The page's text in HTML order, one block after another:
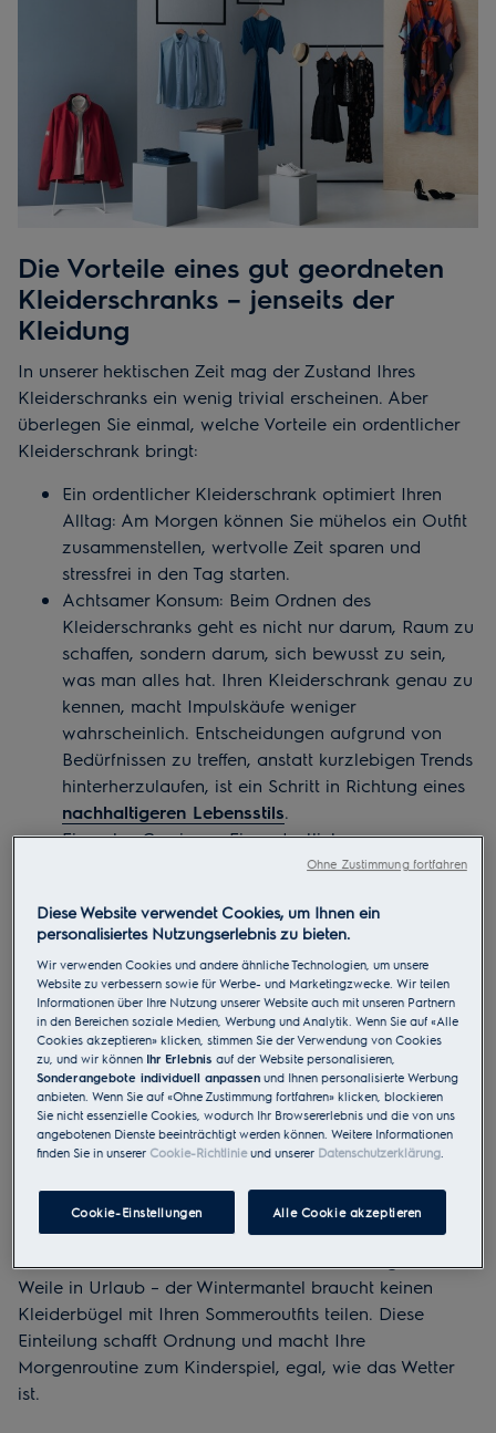
Die Vorteile eines gut geordneten
Kleiderschranks – jenseits der
Kleidung
In unserer hektischen Zeit mag der Zustand Ihres
Kleiderschranks ein wenig trivial erscheinen. Aber
überlegen Sie einmal, welche Vorteile ein ordentlicher
Kleiderschrank bringt:
Ein ordentlicher Kleiderschrank optimiert Ihren
Alltag: Am Morgen können Sie mühelos ein Outfit
zusammenstellen, wertvolle Zeit sparen und
stressfrei in den Tag starten.
Achtsamer Konsum: Beim Ordnen des
Kleiderschranks geht es nicht nur darum, Raum zu
schaffen, sondern darum, sich bewusst zu sein,
was man alles hat. Ihren Kleiderschrank genau zu
kennen, macht Impulskäufe weniger
wahrscheinlich. Entscheidungen aufgrund von
Bedürfnissen zu treffen, anstatt kurzlebigen Trends
hinterherzulaufen, ist ein Schritt in Richtung eines
nachhaltigeren Lebensstils.
Ein gutes Gewissen: Ein ordentlicher
Kleiderschrank ist eine Form der Selbstfürsorge.
führt zu einem friedlicheren Leben Zuhause.
So ordnen Sie Ihren Kleiderschrank
im Laufe der Jahreszeiten
Strategische Überlegungen. Der erste Schritt, um
Ordnung in Ihren Kleiderschrank zu bringen, dauert ein
wenig Zeit. Suchen Sie sich also einen regnerischen
Nachmittag aus und nehmen Sie sich die obersten
Regale und Kleiderstangen in Ihrem Schrank vor.
Trennen Sie Sommer- und
Winterkleidung
Weile in Urlaub – der Wintermantel braucht keinen
Kleiderbügel mit Ihren Sommeroutfits teilen. Diese
Einteilung schafft Ordnung und macht Ihre
Morgenroutine zum Kinderspiel, egal, wie das Wetter
ist.
Diese Website verwendet Cookies, um Ihnen ein
personalisiertes Nutzungserlebnis zu bieten.
Wir verwenden Cookies und andere ähnliche Technologien, um unsere
Website zu verbessern sowie für Werbe- und Marketingzwecke. Wir teilen
Informationen über Ihre Nutzung unserer Website auch mit unseren Partnern
in den Bereichen soziale Medien, Werbung und Analytik. Wenn Sie auf «Alle
Cookies akzeptieren» klicken, stimmen Sie der Verwendung von Cookies
zu, und wir können Ihr Erlebnisauf der Website personalisieren,
Sonderangebote individuell anpassen und Ihnen personalisierte Werbung
anbieten. Wenn Sie auf «Ohne Zustimmung fortfahren» klicken, blockieren
Sie nicht essenzielle Cookies, wodurch Ihr Browsererlebnis und die von uns
angebotenen Dienste beeinträchtigt werden können. Weitere Informationen
finden Sie in unserer Cookie-Richtlinieund unserer Datenschutzerklärung.
Cookie-Einstellungen Alle Cookie akzeptieren
Ohne Zustimmung fortfahren